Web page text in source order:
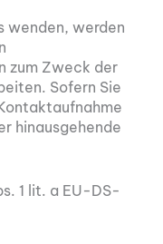
wenden, werden
zum Zweck der
Sofern Sie
hinausgehende
1 lit. a EU-DS-